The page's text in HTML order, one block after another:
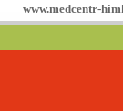
www.medcentr-